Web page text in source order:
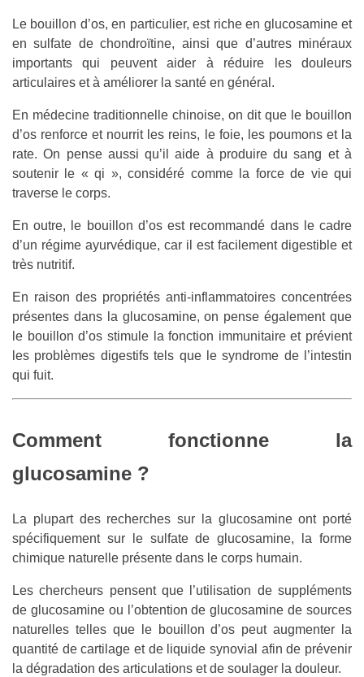
Le bouillon d’os, en particulier, est riche en glucosamine et
en sulfate de chondroïtine, ainsi que d’autres minéraux
importants qui peuvent aider à réduire les douleurs
articulaires et à améliorer la santé en général.
En médecine traditionnelle chinoise, on dit que le bouillon
d’os renforce et nourrit les reins, le foie, les poumons et la
rate. On pense aussi qu’il aide à produire du sang et à
soutenir le « qi », considéré comme la force de vie qui
traverse le corps.
En outre, le bouillon d’os est recommandé dans le cadre
d’un régime ayurvédique, car il est facilement digestible et
très nutritif.
En raison des propriétés anti-inflammatoires concentrées
présentes dans la glucosamine, on pense également que
le bouillon d’os stimule la fonction immunitaire et prévient
les problèmes digestifs tels que le syndrome de l’intestin
qui fuit.
Comment fonctionne la
glucosamine ?
La plupart des recherches sur la glucosamine ont porté
spécifiquement sur le sulfate de glucosamine, la forme
chimique naturelle présente dans le corps humain.
Les chercheurs pensent que l’utilisation de suppléments
de glucosamine ou l’obtention de glucosamine de sources
naturelles telles que le bouillon d’os peut augmenter la
quantité de cartilage et de liquide synovial afin de prévenir
la dégradation des articulations et de soulager la douleur.